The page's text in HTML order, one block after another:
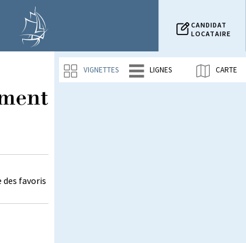
CANDIDAT
LOCATAIRE
VIGNETTES LIGNES CARTE
des favoris